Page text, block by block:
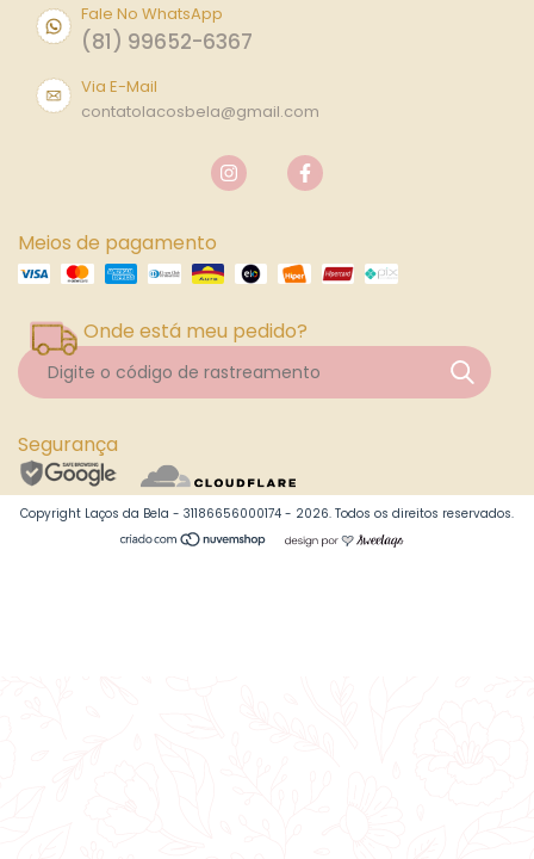
Fale No WhatsApp
(81) 99652-6367
Via E-Mail
contatolacosbela@gmail.com
Meios de pagamento
Onde está meu pedido?
Segurança
Copyright Laços da Bela - 31186656000174 - 2026. Todos os direitos reservados.